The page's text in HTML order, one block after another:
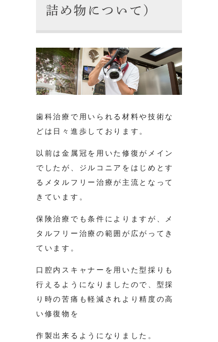
詰め物について）
歯科治療で用いられる材料や技術な
どは日々進歩しております。
以前は金属冠を用いた修復がメイン
でしたが、ジルコニアをはじめとす
るメタルフリー治療が主流となって
きています。
保険治療でも条件によりますが、メ
タルフリー治療の範囲が広がってき
ています。
口腔内スキャナーを用いた型採りも
行えるようになりましたので、型採
り時の苦痛も軽減されより精度の高
い修復物を
作製出来るようになりました。